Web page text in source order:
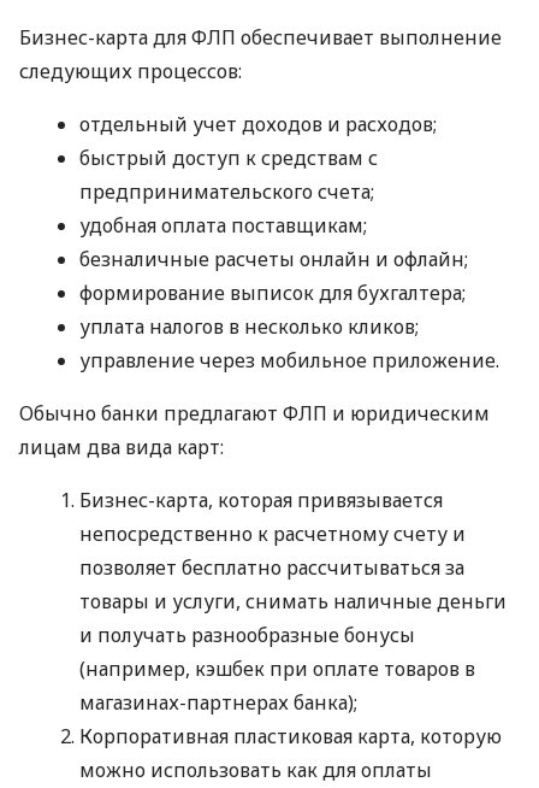
Бизнес-карта для ФЛП обеспечивает выполнение
следующих процессов:
отдельный учет доходов и расходов;
быстрый доступ к средствам с
предпринимательского счета;
удобная оплата поставщикам;
безналичные расчеты онлайн и офлайн;
формирование выписок для бухгалтера;
уплата налогов в несколько кликов;
управление через мобильное приложение.
Обычно банки предлагают ФЛП и юридическим
лицам два вида карт:
Бизнес-карта, которая привязывается
непосредственно к расчетному счету и
позволяет бесплатно рассчитываться за
товары и услуги, снимать наличные деньги
и получать разнообразные бонусы
(например, кэшбек при оплате товаров в
магазинах-партнерах банка);
Корпоративная пластиковая карта, которую
можно использовать как для оплаты